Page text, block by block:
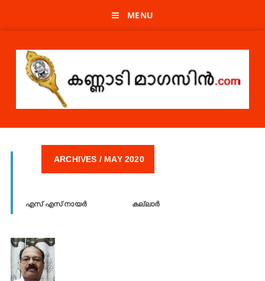
MENU
ARCHIVES / MAY 2020
എസ് എസ് നായർ കല്ലാർ